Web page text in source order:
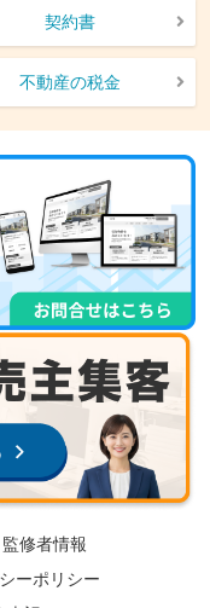
契約書
不動産の税金
監修者情報
ーポリシー